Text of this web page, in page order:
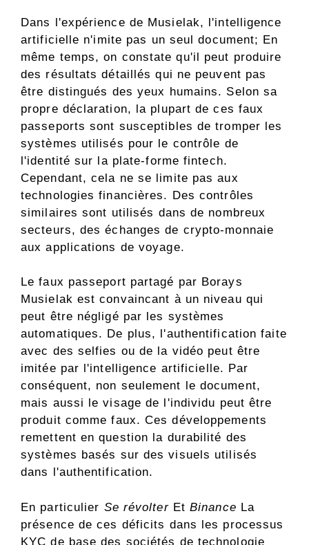
Dans l'expérience de Musielak, l'intelligence
artificielle n'imite pas un seul document; En
même temps, on constate qu'il peut produire
des résultats détaillés qui ne peuvent pas
être distingués des yeux humains. Selon sa
propre déclaration, la plupart de ces faux
passeports sont susceptibles de tromper les
systèmes utilisés pour le contrôle de
l'identité sur la plate-forme fintech.
Cependant, cela ne se limite pas aux
technologies financières. Des contrôles
similaires sont utilisés dans de nombreux
secteurs, des échanges de crypto-monnaie
aux applications de voyage.
Le faux passeport partagé par Borays
Musielak est convaincant à un niveau qui
peut être négligé par les systèmes
automatiques. De plus, l'authentification faite
avec des selfies ou de la vidéo peut être
imitée par l'intelligence artificielle. Par
conséquent, non seulement le document,
mais aussi le visage de l'individu peut être
produit comme faux. Ces développements
remettent en question la durabilité des
systèmes basés sur des visuels utilisés
dans l'authentification.
En particulier Se révolterEtBinance La
présence de ces déficits dans les processus
KYC de base des sociétés de technologie